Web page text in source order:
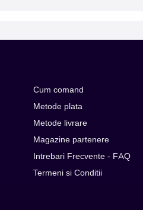
Cum comand
Metode plata
Metode livrare
Magazine partenere
Intrebari Frecvente - FAQ
Termeni si Conditii